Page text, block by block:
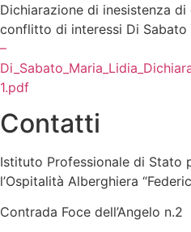
Dichiarazione di inesistenza
conflitto di interessi Di Sabato
–
1.pdf
Contatti
Istituto Professionale di Stato
l’Ospitalità Alberghiera
Contrada Foce dell’Angelo n.2